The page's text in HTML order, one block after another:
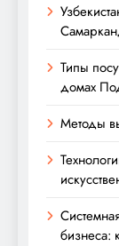
Типы
домах
Методы
бизнеса: